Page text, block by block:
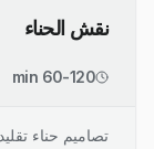
نقش الحناء
60-120 min
تصاميم حناء